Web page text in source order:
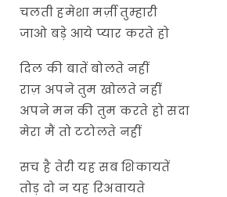
चलती हमेशा मर्ज़ी तुम्हारी
जाओ बड़े आये प्यार करते हो
दिल की बातें बोलते नहीं
राज़ अपने तुम खोलते नहीं
अपने मन की तुम करते हो सदा
मेरा मैं तो टटोलते नहीं
सच है तेरी यह सब शिकायतें
तोड़ दो न यह रिअवायते